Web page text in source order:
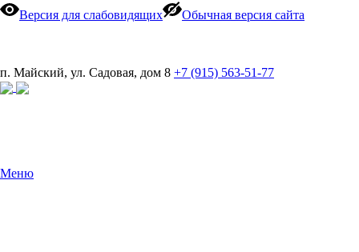
Версия для слабовидящих Обычная версия сайта
п. Майский, ул. Садовая, дом 8 +7 (915) 563-51-77
Меню